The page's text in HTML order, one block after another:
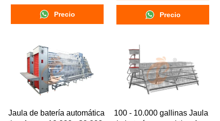
4. Incremento en producción
de huevos del 10%
5. Número de
+8618830120193
Precio
adultas
3. Su vida útil es de más de
25 años
24 horas. El número de
WhatsApp es
+8618830120193, +234
8111199996
Precio
Jaula de batería automática
100 - 10.000 gallinas Jaula